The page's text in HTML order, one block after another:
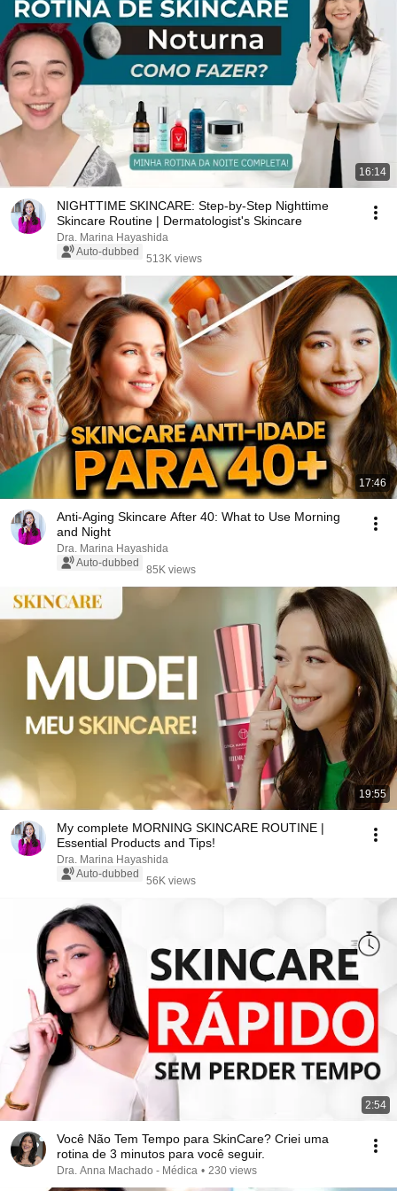
16:14
NIGHTTIME SKINCARE: Step-by-Step Nighttime
Skincare Routine | Dermatologist's Skincare
Dra. Marina Hayashida
Auto-dubbed
513K views
17:46
Anti-Aging Skincare After 40: What to Use Morning
and Night
Dra. Marina Hayashida
Auto-dubbed
85K views
19:55
My complete MORNING SKINCARE ROUTINE |
Essential Products and Tips!
Dra. Marina Hayashida
Auto-dubbed
56K views
2:54
Você Não Tem Tempo para SkinCare? Criei uma
rotina de 3 minutos para você seguir.
Dra. Anna Machado - Médica • 230 views